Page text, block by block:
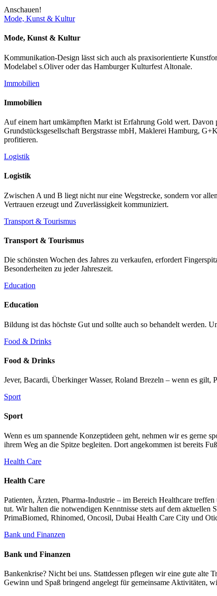
Anschauen!
Mode, Kunst & Kultur
Mode, Kunst & Kultur
Kommunikation-Design lässt sich auch als praxisorientierte
Modelabel s.Oliver oder das Hamburger Kulturfest Altonale.
Immobilien
Immobilien
Auf einem hart umkämpften Markt ist Erfahrung Gold wert.
Grundstücksgesellschaft Bergstrasse mbH, Maklerei Hamburg,
profitieren.
Logistik
Logistik
Zwischen A und B liegt nicht nur eine Wegstrecke, sondern vor
Vertrauen erzeugt und Zuverlässigkeit kommuniziert.
Transport & Tourismus
Transport & Tourismus
Die schönsten Wochen des Jahres zu verkaufen, erfordert
Besonderheiten zu jeder Jahreszeit.
Education
Education
Bildung ist das höchste Gut und sollte auch so behandelt werden.
Food & Drinks
Food & Drinks
Jever, Bacardi, Überkinger Wasser, Roland Brezeln – wenn es
Sport
Sport
Wenn es um spannende Konzeptideen geht, nehmen wir es gerne
ihrem Weg an die Spitze begleiten. Dort angekommen ist bereits
Health Care
Health Care
Patienten, Ärzten, Pharma-Industrie – im Bereich Healthcare
tut. Wir halten die notwendigen Kenntnisse stets auf dem
PrimaBiomed, Rhinomed, Oncosil, Dubai Health Care City und
Bank und Finanzen
Bank und Finanzen
Bankenkrise? Nicht bei uns. Stattdessen pflegen wir eine gute alte
Gewinn und Spaß bringend angelegt für gemeinsame Aktivitäten,